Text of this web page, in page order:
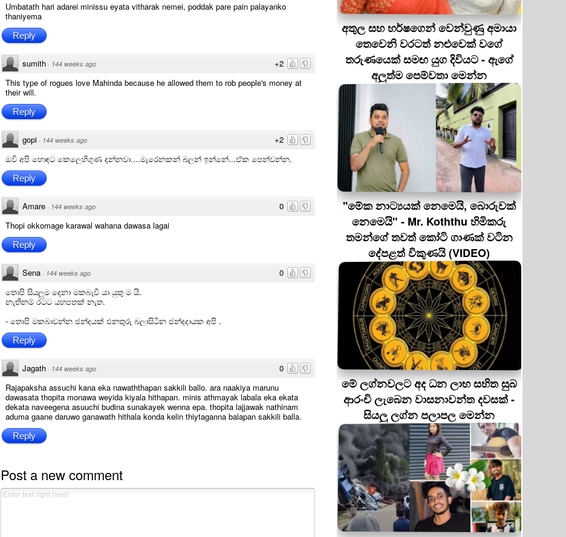
Umbatath hari adarei minissu eyata vitharak nemei, poddak pare pain palayanko
thaniyema
Reply
+2
sumith · 144 weeks ago
This type of rogues love Mahinda because he allowed them to rob people's money at
their will.
Reply
+2
gopi · 144 weeks ago
ඔවි අපි හොඳට කෙලෙහිගුණ දන්නවා....මැරෙනකන් බලන් ඉන්නේ...ඒක පෙන්වන්න.
Reply
0
Amare · 144 weeks ago
Thopi okkomage karawal wahana dawasa lagai
Reply
0
Sena · 144 weeks ago
තොපි සියලුම දෙනා මකබෑවී යා යුතු ම යි.
නැතිනම් රටට යහපතක් නැත.
- තොපි මකබාවන්න ජන්දයක් එනතුරු බලාසිටින ජන්දදායක අපි .
Reply
0
Jagath · 144 weeks ago
Rajapaksha assuchi kana eka nawaththapan sakkili ballo. ara naakiya marunu
dawasata thopita monawa weyida kiyala hithapan. minis athmayak labala eka ekata
dekata naveegena asuuchi budina sunakayek wenna epa. thopita lajjawak nathinam
aduma gaane daruwo ganawath hithala konda kelin thiytaganna balapan sakkili balla.
Reply
Post a new comment
අතුල සහ හර්ෂගෙන් වෙන්වුණු අමායා
තෙවෙනි වරටත් නළුවෙක් වගේ
තරුණයෙක් සමඟ යුග දිවියට - ඇගේ
අලුත්ම පෙම්වතා මෙන්න
''මේක නාට්‍යයක් නෙමෙයි, බොරුවක්
නෙමෙයි" - Mr. Koththu හිමිකරු
තමන්ගේ තවත් කෝටි ගාණක් වටින
දේපළත් විකුණයි (VIDEO)
මේ ලග්නවලට අද ධන ලාභ සහිත සුබ
ආරංචි ලැබෙන වාසනාවන්ත දවසක් -
සියලු ලග්න පලාපල මෙන්න